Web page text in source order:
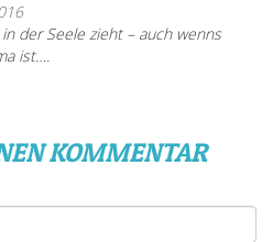
der Seele zieht – auch wenns
ist….
KOMMENTAR